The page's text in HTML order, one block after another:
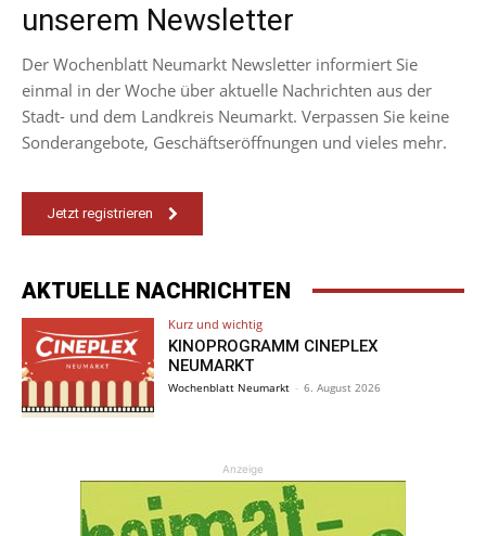
unserem Newsletter
Der Wochenblatt Neumarkt Newsletter informiert Sie
einmal in der Woche über aktuelle Nachrichten aus der
Stadt- und dem Landkreis Neumarkt. Verpassen Sie keine
Sonderangebote, Geschäftseröffnungen und vieles mehr.
Jetzt registrieren
AKTUELLE NACHRICHTEN
Kurz und wichtig
KINOPROGRAMM CINEPLEX
NEUMARKT
Wochenblatt Neumarkt - 6. August 2026
Anzeige